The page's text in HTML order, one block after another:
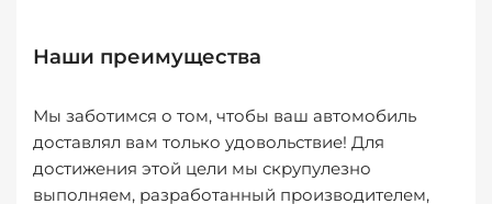
Наши преимущества
Мы заботимся о том, чтобы ваш автомобиль
доставлял вам только удовольствие! Для
достижения этой цели мы скрупулезно
выполняем, разработанный производителем,